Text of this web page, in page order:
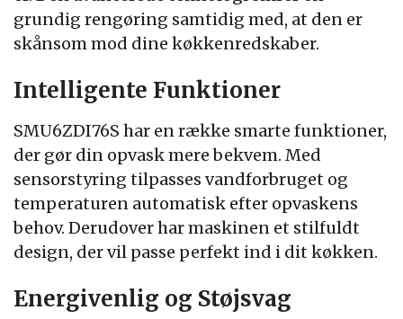
grundig rengøring samtidig med, at den er
skånsom mod dine køkkenredskaber.
Intelligente Funktioner
SMU6ZDI76S har en række smarte funktioner,
der gør din opvask mere bekvem. Med
sensorstyring tilpasses vandforbruget og
temperaturen automatisk efter opvaskens
behov. Derudover har maskinen et stilfuldt
design, der vil passe perfekt ind i dit køkken.
Energivenlig og Støjsvag